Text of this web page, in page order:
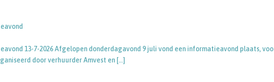
13-7-2026 Afgelopen donderdagavond 9 juli vond een informatieavond plaats,
door verhuurder Amvest en […]